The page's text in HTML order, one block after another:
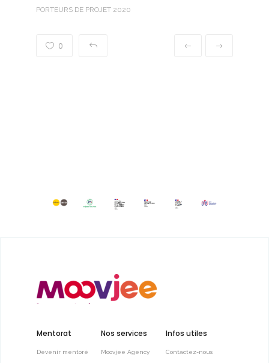
PORTEURS DE PROJET 2020
0
Mentorat
Devenir mentoré
Nos services
Moovjee Agency
Infos utiles
Contactez-nous